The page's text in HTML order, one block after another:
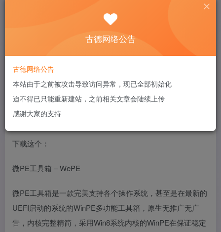
昂达更新主板BIOS的版本还是真的很守旧啊
需要纯DOS模式下才可以更新。
你都要更新BIOS了，至少计算机知识还是懂一点的，所以我
就写的稍微简单点。
需要用到的东西，一个U盘，最好闲置的，大小的话，1G就
够了。
下载这个：
微PE工具箱 – WePE
微PE工具箱是一款完美支持各个操作系统，甚至是在最新的
UEFI启动的系统的WinPE多功能工具箱，原生无推广无广
告，内核完整精简，采用Win8系统内核的WinPE在保证稳定
古德网络公告
古德网络公告
本站由于之前被攻击导致访问异常，现已全部初始化
迫不得已只能重新建站，之前相关文章会陆续上传
感谢大家的支持